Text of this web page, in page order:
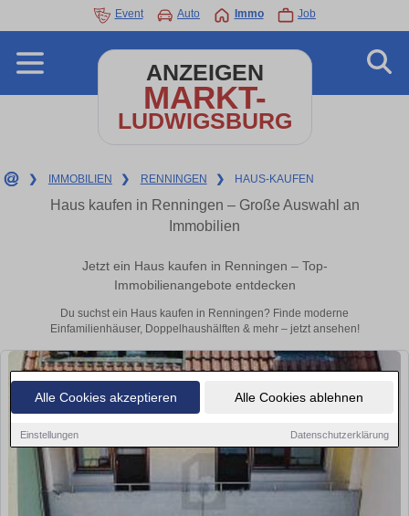
Alle Cookies akzeptieren Alle Cookies ablehnen
Einstellungen Datenschutzerklärung
Event Auto Immo Job
ANZEIGEN
MARKT-
LUDWIGSBURG
❯ IMMOBILIEN ❯ RENNINGEN ❯ HAUS-KAUFEN
Haus kaufen in Renningen – Große Auswahl an
Immobilien
Jetzt ein Haus kaufen in Renningen – Top-
Immobilienangebote entdecken
Du suchst ein Haus kaufen in Renningen? Finde moderne
Einfamilienhäuser, Doppelhaushälften & mehr – jetzt ansehen!